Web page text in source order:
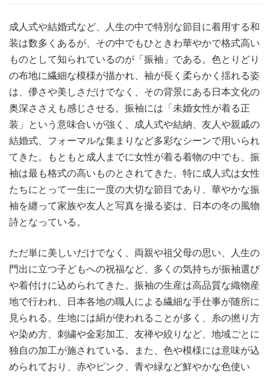
成人式や結婚式など、人生の中で特別な節目に着用する和
装は数多くあるが、その中でもひときわ華やかで格式高い
ものとして知られているのが「振袖」である。 色とりどり
の布地に繊細な模様が描かれ、袖が長く柔らかく揺れる姿
は、儚さや美しさだけでなく、その背景にある日本文化の
奥深ささえも感じさせる。振袖には「未婚女性が着る正
装」という意味合いが強く、成人式や結納、友人や親戚の
結婚式、フォーマルな集まりなど多彩なシーンで用いられ
てきた。もともと成人までに女性が着る着物の中でも、振
袖は最も格式の高いものとされてきた。特に成人式は女性
たちにとって一生に一度の大切な節目であり、華やかな振
袖を纏って家族や友人と写真を撮る姿は、日本の冬の風物
詩となっている。
ただ単に美しいだけでなく、両親や祖父母の思い、人生の
門出に立つ子どもへの祝福など、多くの気持ちが振袖選び
や着付けに込められてきた。振袖の生産は高品質な織物産
地で行われ、日本各地の職人による繊細な手仕事が随所に
見られる。生地には絹が使われることが多く、糸の撚り方
や染め方、刺繍や金彩加工、友禅や絞りなど、地域ごとに
独自の加工が施されている。また、色や模様には意味が込
められており、赤やピンク、青や緑など鮮やかな色使い